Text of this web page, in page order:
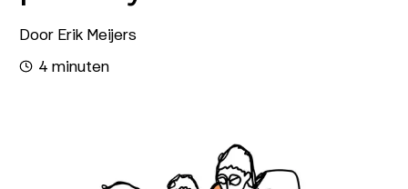
Door Erik Meijers
4 minuten